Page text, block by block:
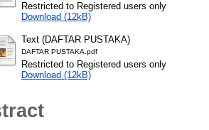
Restricted to Registered users only
Download (12kB)
Text (DAFTAR PUSTAKA)
DAFTAR PUSTAKA.pdf
Restricted to Registered users only
Download (12kB)